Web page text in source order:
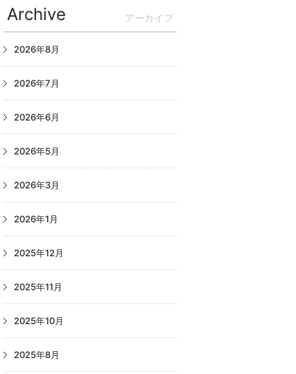
Archive アーカイブ
2026年8月
2026年7月
2026年6月
2026年5月
2026年3月
2026年1月
2025年12月
2025年11月
2025年10月
2025年8月